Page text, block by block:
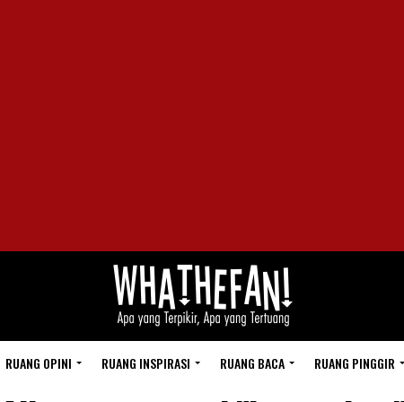
RUANG OPINI RUANG INSPIRASI RUANG BACA RUANG PINGGIR